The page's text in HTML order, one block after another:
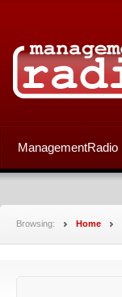
ManagementRadio
Browsing: Home